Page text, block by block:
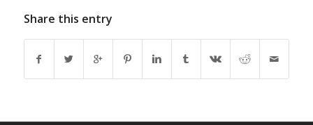
Share this entry